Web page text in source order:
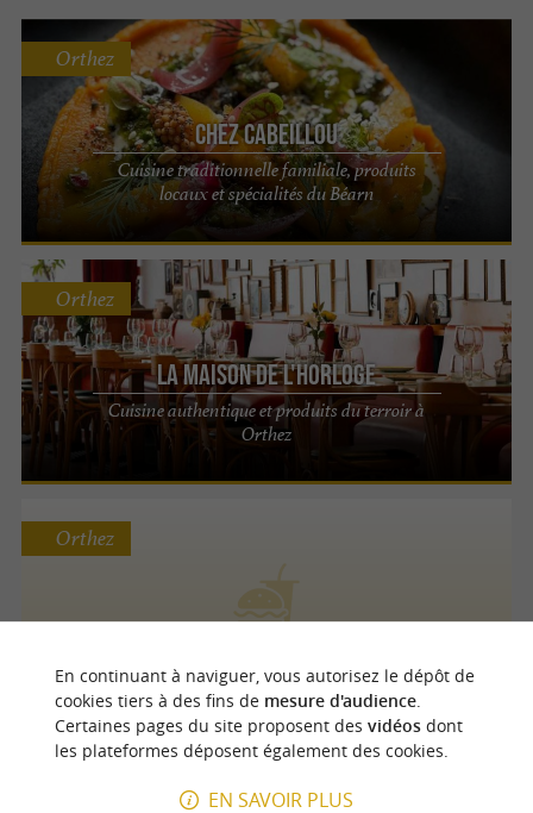
Chez Cabeillou
Cuisine traditionnelle familiale, produits
locaux et spécialités du Béarn
Orthez
La Maison de l'horloge
Cuisine authentique et produits du terroir à
Orthez
Orthez
Restauration rapide
Orthez
En continuant à naviguer, vous autorisez le dépôt de
cookies tiers à des fins de mesure d'audience.
Certaines pages du site proposent des vidéosdont
les plateformes déposent également des cookies.
EN SAVOIR PLUS